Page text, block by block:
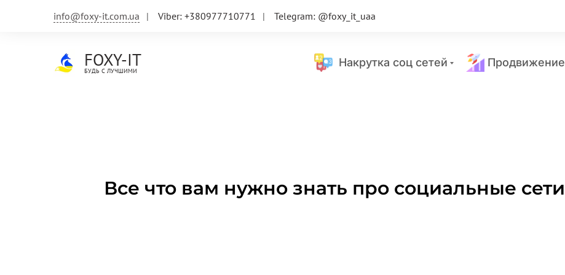
info@foxy-it.com.ua Viber: +380977710771 Telegram: @foxy_it_uaa
FOXY-IT
БУДЬ С ЛУЧШИМИ
Накрутка соц сетей Продвижение
Все что вам нужно знать про социальные сети